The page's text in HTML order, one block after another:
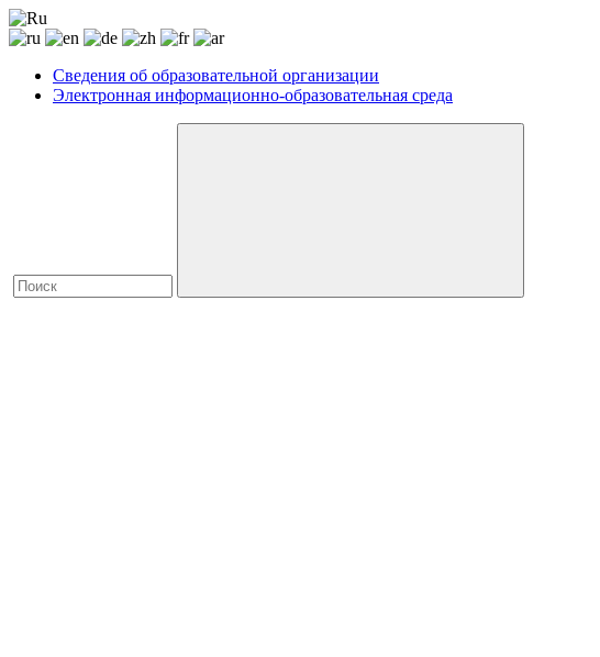
Сведения об образовательной организации
Электронная информационно-образовательная среда